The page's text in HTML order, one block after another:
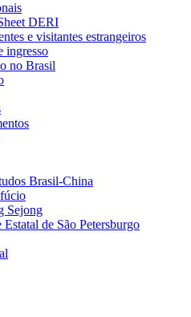
DERI
e visitantes estrangeiros
ingresso
no Brasil
Brasil-China
Sejong
de São Petersburgo